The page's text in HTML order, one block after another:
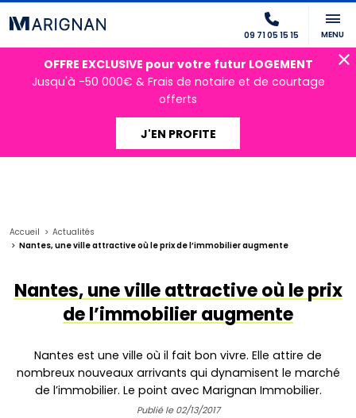
09 71 05 15 15 MENU
OFFRE EXCLUSIVE pour votre futur LOGEMENT
Jusqu'à -50 000€ & Frais de notaire et de courtage
offerts
J'EN PROFITE
Accueil
Actualités
Nantes, une ville attractive où le prix de l’immobilier augmente
Nantes, une ville attractive où le prix
de l’immobilier augmente
Nantes est une ville où il fait bon vivre. Elle attire de
nombreux nouveaux arrivants qui dynamisent le marché
de l’immobilier. Le point avec Marignan Immobilier.
Publié le 02/13/2017